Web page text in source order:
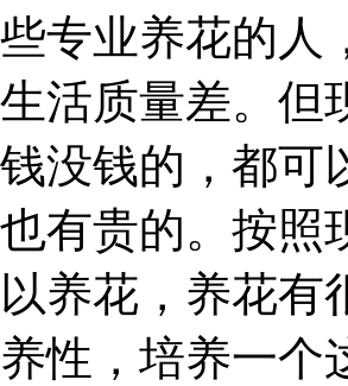
些专业养花的人
生活质量差。但
钱没钱的，都可
也有贵的。按照
以养花，养花有
养性，培养一个